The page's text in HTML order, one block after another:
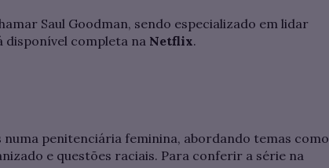
Saul Goodman, sendo especializado em lidar
disponível completa na Netflix.
penitenciária feminina, abordando temas como
e questões raciais. Para conferir a série na